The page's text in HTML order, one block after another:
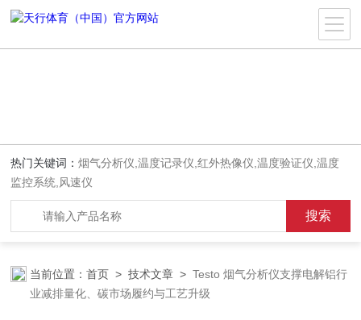
热门关键词：烟气分析仪,温度记录仪,红外热像仪,温度验证仪,温度
监控系统,风速仪
当前位置：首页 >技术文章 >Testo 烟气分析仪支撑电解铝行
业减排量化、碳市场履约与工艺升级